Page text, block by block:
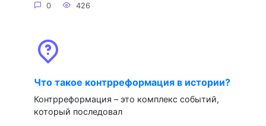
0 426
Что такое контрреформация в истории?
Контрреформация – это комплекс событий,
который последовал